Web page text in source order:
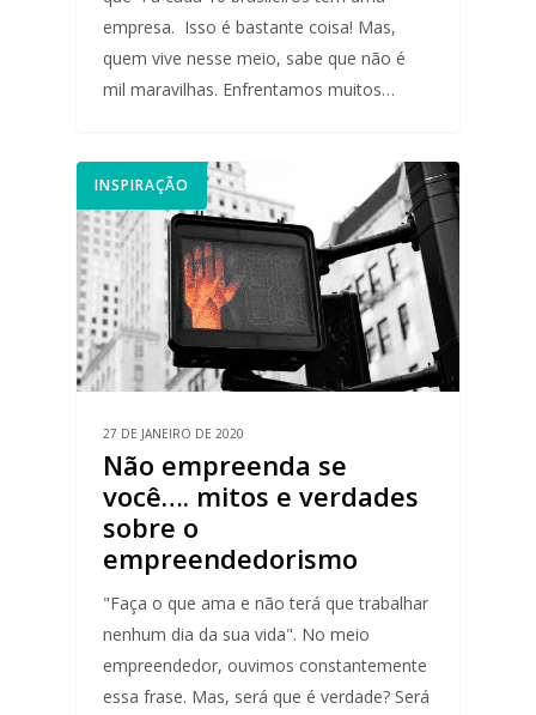
empresa. Isso é bastante coisa! Mas,
quem vive nesse meio, sabe que não é
mil maravilhas. Enfrentamos muitos…
INSPIRAÇÃO
27 DE JANEIRO DE 2020
Não empreenda se
você…. mitos e verdades
sobre o
empreendedorismo
"Faça o que ama e não terá que trabalhar
nenhum dia da sua vida". No meio
empreendedor, ouvimos constantemente
essa frase. Mas, será que é verdade? Será